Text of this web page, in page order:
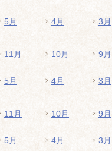
5月 4月 3月
11月 10月 9月
5月 4月 3月
11月 10月 9月
5月 4月 3月